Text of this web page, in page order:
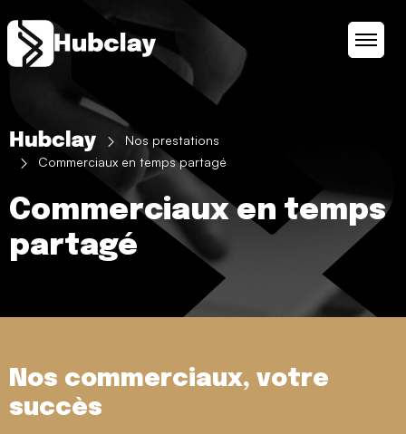
Nos prestations
Commerciaux en temps partagé
Commerciaux en temps
partagé
Nos commerciaux, votre
succès